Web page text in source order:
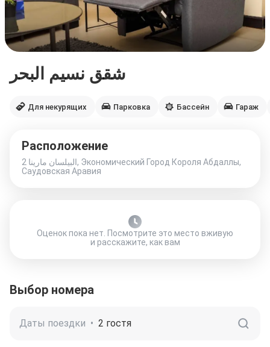
شقق نسيم البحر
Для некурящих Парковка Бассейн Гараж
Расположение
البيلسان مارينا 2, Экономический Город Короля Абдаллы,
Саудовская Аравия
Оценок пока нет. Посмотрите это место вживую
и расскажите, как вам
Выбор номера
Даты поездки • 2 гостя